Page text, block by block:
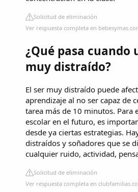
Solicitud de eliminación
Ver respuesta completa en
¿Qué pasa cuando
muy distraído?
El ser muy distraído puede
aprendizaje al no ser capaz de
tarea más de 10 minutos. Para
escolar en el futuro, es
desde ya ciertas estrategias.
distraídos y soñadores que se
cualquier ruido, actividad,
Solicitud de eliminación
Ver respuesta completa en